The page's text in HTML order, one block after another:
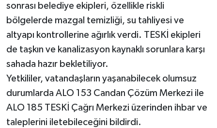
sonrası belediye ekipleri, özellikle riskli
bölgelerde mazgal temizliği, su tahliyesi ve
altyapı kontrollerine ağırlık verdi. TESKİ ekipleri
de taşkın ve kanalizasyon kaynaklı sorunlara karşı
sahada hazır bekletiliyor.
Yetkililer, vatandaşların yaşanabilecek olumsuz
durumlarda ALO 153 Candan Çözüm Merkezi ile
ALO 185 TESKİ Çağrı Merkezi üzerinden ihbar ve
taleplerini iletebileceğini bildirdi.